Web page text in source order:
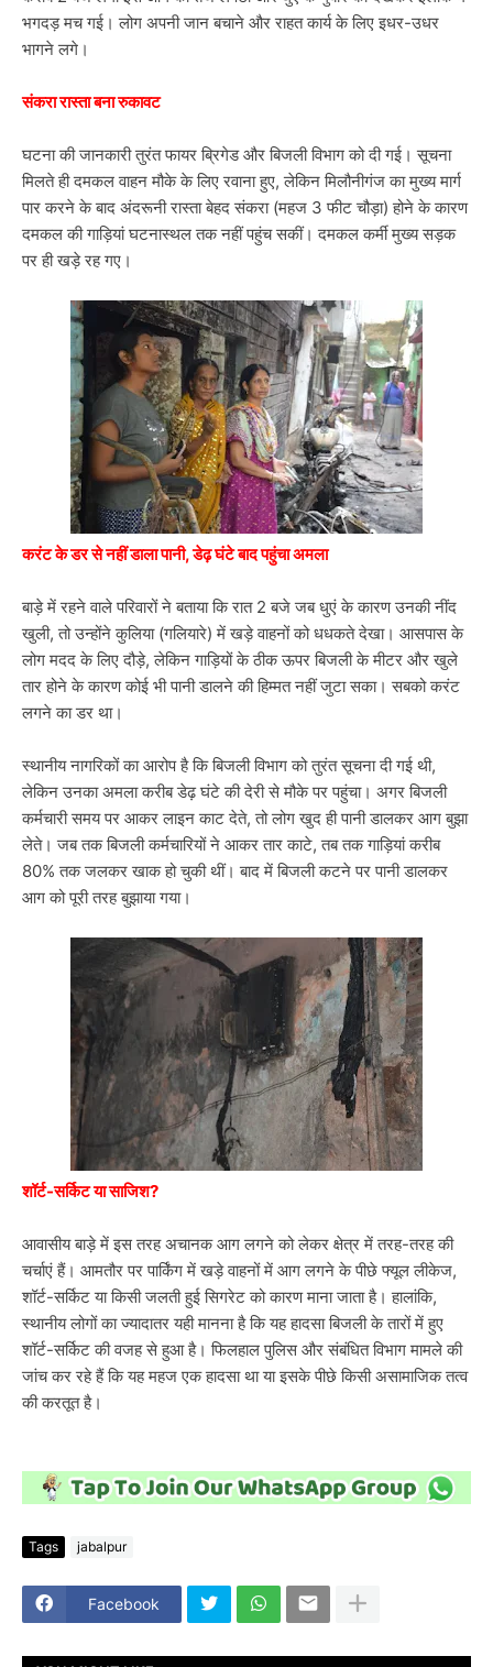
भगदड़ मच गई। लोग अपनी जान बचाने और राहत कार्य के लिए इधर-उधर
भागने लगे।
संकरा रास्ता बना रुकावट
घटना की जानकारी तुरंत फायर ब्रिगेड और बिजली विभाग को दी गई। सूचना
मिलते ही दमकल वाहन मौके के लिए रवाना हुए, लेकिन मिलौनीगंज का मुख्य मार्ग
पार करने के बाद अंदरूनी रास्ता बेहद संकरा (महज 3 फीट चौड़ा) होने के कारण
दमकल की गाड़ियां घटनास्थल तक नहीं पहुंच सकीं। दमकल कर्मी मुख्य सड़क
पर ही खड़े रह गए।
करंट के डर से नहीं डाला पानी, डेढ़ घंटे बाद पहुंचा अमला
बाड़े में रहने वाले परिवारों ने बताया कि रात 2 बजे जब धुएं के कारण उनकी नींद
खुली, तो उन्होंने कुलिया (गलियारे) में खड़े वाहनों को धधकते देखा। आसपास के
लोग मदद के लिए दौड़े, लेकिन गाड़ियों के ठीक ऊपर बिजली के मीटर और खुले
तार होने के कारण कोई भी पानी डालने की हिम्मत नहीं जुटा सका। सबको करंट
लगने का डर था।
स्थानीय नागरिकों का आरोप है कि बिजली विभाग को तुरंत सूचना दी गई थी,
लेकिन उनका अमला करीब डेढ़ घंटे की देरी से मौके पर पहुंचा। अगर बिजली
कर्मचारी समय पर आकर लाइन काट देते, तो लोग खुद ही पानी डालकर आग बुझा
लेते। जब तक बिजली कर्मचारियों ने आकर तार काटे, तब तक गाड़ियां करीब
80% तक जलकर खाक हो चुकी थीं। बाद में बिजली कटने पर पानी डालकर
आग को पूरी तरह बुझाया गया।
शॉर्ट-सर्किट या साजिश?
आवासीय बाड़े में इस तरह अचानक आग लगने को लेकर क्षेत्र में तरह-तरह की
चर्चाएं हैं। आमतौर पर पार्किंग में खड़े वाहनों में आग लगने के पीछे फ्यूल लीकेज,
शॉर्ट-सर्किट या किसी जलती हुई सिगरेट को कारण माना जाता है। हालांकि,
स्थानीय लोगों का ज्यादातर यही मानना है कि यह हादसा बिजली के तारों में हुए
शॉर्ट-सर्किट की वजह से हुआ है। फिलहाल पुलिस और संबंधित विभाग मामले की
जांच कर रहे हैं कि यह महज एक हादसा था या इसके पीछे किसी असामाजिक तत्व
की करतूत है।
Tags jabalpur
Facebook